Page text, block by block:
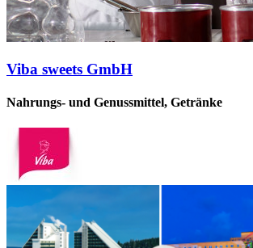
Viba sweets GmbH
Nahrungs- und Genussmittel, Getränke